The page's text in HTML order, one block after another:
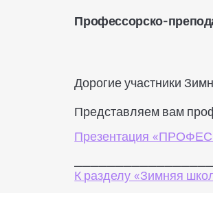
Профессорско-
Дорогие участники
Представляем вам
Презентация
К разделу «Зимняя